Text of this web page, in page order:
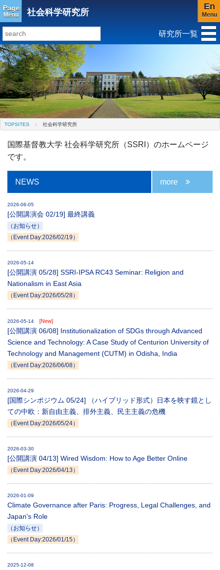
Page
Menu 社会科学研究所
En
Menu
研究所トップ 教育研究所
キリスト教と文化研究所 アジア文化研究所
平和研究所 ジェンダー研究センター
研究所一覧
TOPSITES 社会科学研究所
国際基督教大学 社会科学研究所（SSRI）のホームページ
です。
NEWS more
2026-06-05
[公開講演会 02/19] 最終講義
（お知らせ）
（Event Day:2026/02/19）
2026-05-14
[公開講演 05/28] SSRI-IPSA RC43 Seminar: Religion and
Nationalism in East Asia
（Event Day:2026/05/28）
2026-05-14 [New]
[公開講演 06/08] Institutionalization of SDGs through Advanced
Science and Technology: A Case Study of Centurion University of
Technology and Management (CUTM) in Odisha, India
（Event Day:2026/06/08）
2026-04-29
[国際シンポジウム 05/24] （ハイブリッド形式）日本を映す鏡とし
ての中欧：新自由主義、排外主義、民主主義の危機
（Event Day:2026/05/24）
2026-03-30
[公開講演 04/13] Wired Wisdom: How to Age Better Online
（Event Day:2026/04/13）
2026-01-09
Climate Governance after Paris: Progress, Legal Challenges, and
Japan's Role
（お知らせ）
（Event Day:2026/01/15）
2025-12-08